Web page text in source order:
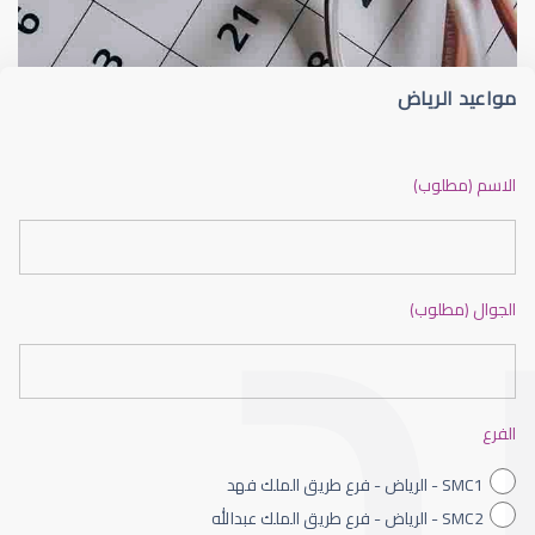
مواعيد الرياض
الاسم (مطلوب)
الجوال (مطلوب)
الفرع
SMC1 - الرياض - فرع طريق الملك فهد
SMC2 - الرياض - فرع طريق الملك عبدالله